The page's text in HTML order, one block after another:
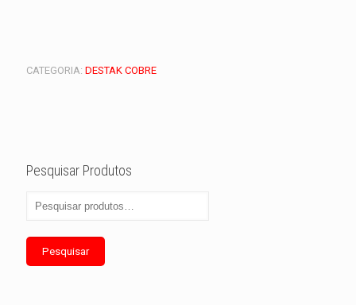
CATEGORIA: DESTAK COBRE
Pesquisar Produtos
Pesquisar